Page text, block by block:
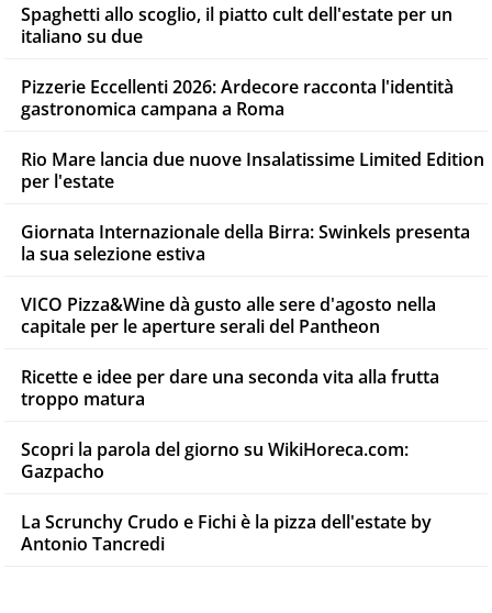
Spaghetti allo scoglio, il piatto cult dell'estate per un
italiano su due
Pizzerie Eccellenti 2026: Ardecore racconta l'identità
gastronomica campana a Roma
Rio Mare lancia due nuove Insalatissime Limited Edition
per l'estate
Giornata Internazionale della Birra: Swinkels presenta
la sua selezione estiva
VICO Pizza&Wine dà gusto alle sere d'agosto nella
capitale per le aperture serali del Pantheon
Ricette e idee per dare una seconda vita alla frutta
troppo matura
Scopri la parola del giorno su WikiHoreca.com:
Gazpacho
La Scrunchy Crudo e Fichi è la pizza dell'estate by
Antonio Tancredi